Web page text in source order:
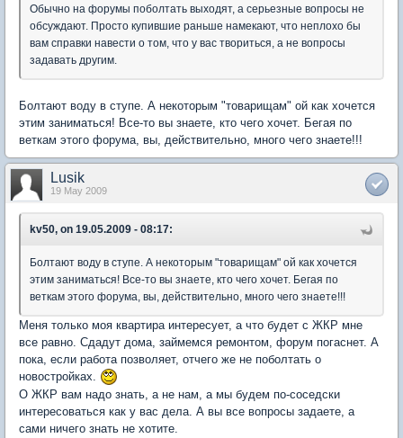
Обычно на форумы поболтать выходят, а серьезные вопросы не
обсуждают. Просто купившие раньше намекают, что неплохо бы
вам справки навести о том, что у вас твориться, а не вопросы
задавать другим.
Болтают воду в ступе. А некоторым "товарищам" ой как хочется
этим заниматься! Все-то вы знаете, кто чего хочет. Бегая по
веткам этого форума, вы, действительно, много чего знаете!!!
Lusik
19 May 2009
kv50, on 19.05.2009 - 08:17:
Болтают воду в ступе. А некоторым "товарищам" ой как хочется
этим заниматься! Все-то вы знаете, кто чего хочет. Бегая по
веткам этого форума, вы, действительно, много чего знаете!!!
Меня только моя квартира интересует, а что будет с ЖКР мне
все равно. Сдадут дома, займемся ремонтом, форум погаснет. А
пока, если работа позволяет, отчего же не поболтать о
новостройках.
О ЖКР вам надо знать, а не нам, а мы будем по-соседски
интересоваться как у вас дела. А вы все вопросы задаете, а
сами ничего знать не хотите.